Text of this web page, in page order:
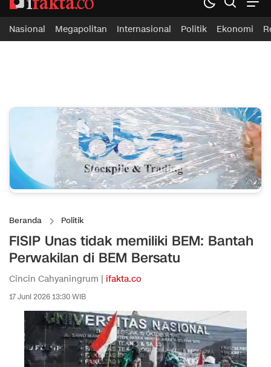
Nasional Megapolitan Internasional Politik Ekonomi
Beranda Politik
FISIP Unas tidak memiliki BEM: Bantah
Perwakilan di BEM Bersatu
Cincin Cahyaningrum | ifakta.co
17 Juni 2026 13:30 WIB